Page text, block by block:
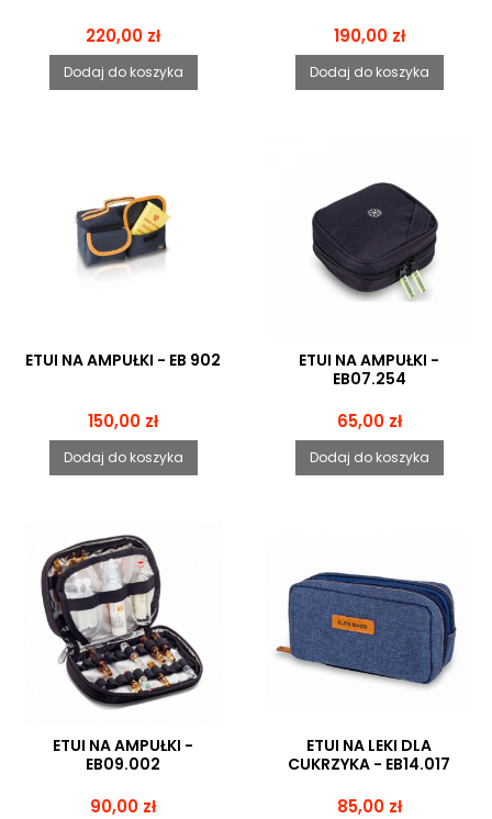
Cena
220,00 zł
Dodaj do koszyka
Cena
190,00 zł
Dodaj do koszyka
ETUI NA AMPUŁKI - EB 902
Cena
150,00 zł
Dodaj do koszyka
ETUI NA AMPUŁKI -
EB07.254
Cena
65,00 zł
Dodaj do koszyka
ETUI NA AMPUŁKI -
EB09.002
Cena
90,00 zł
ETUI NA LEKI DLA
CUKRZYKA - EB14.017
Cena
85,00 zł